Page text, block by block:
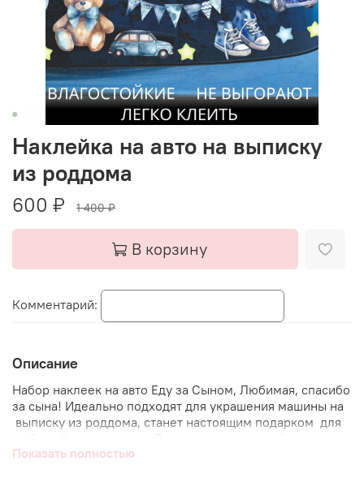
Наклейка на авто на выписку
из роддома
600 ₽ 1 400 ₽
Комментарий:
В корзину
Описание
Набор наклеек на авто Еду за Сыном, Любимая, спасибо
за сына! Идеально подходят для украшения машины на
выписку из роддома, станет настоящим подарком для
создадут праздничное настроение при выписке из
Показать полностью